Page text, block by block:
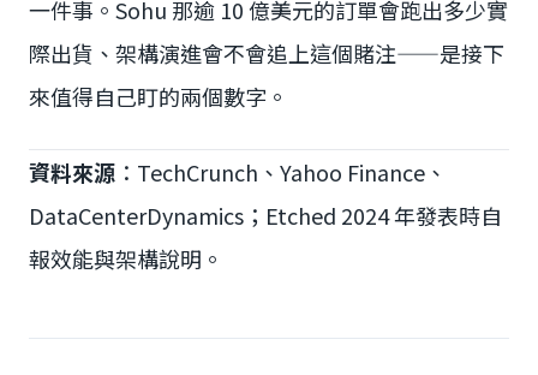
一件事。Sohu 那逾 10 億美元的訂單會跑出多少實
際出貨、架構演進會不會追上這個賭注——是接下
來值得自己盯的兩個數字。
資料來源 ：TechCrunch、Yahoo Finance、
DataCenterDynamics；Etched 2024 年發表時自
報效能與架構說明。